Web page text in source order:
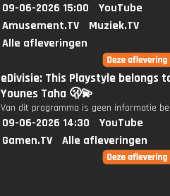
09-06-2026 15:00
YouTube
Amusement.TV
Muziek.TV
Alle afleveringen
eDivisie: This Playstyle belongs
Younes Taha 🫢💫
Van dit programma is geen informatie
09-06-2026 14:30
YouTube
Gamen.TV
Alle afleveringen